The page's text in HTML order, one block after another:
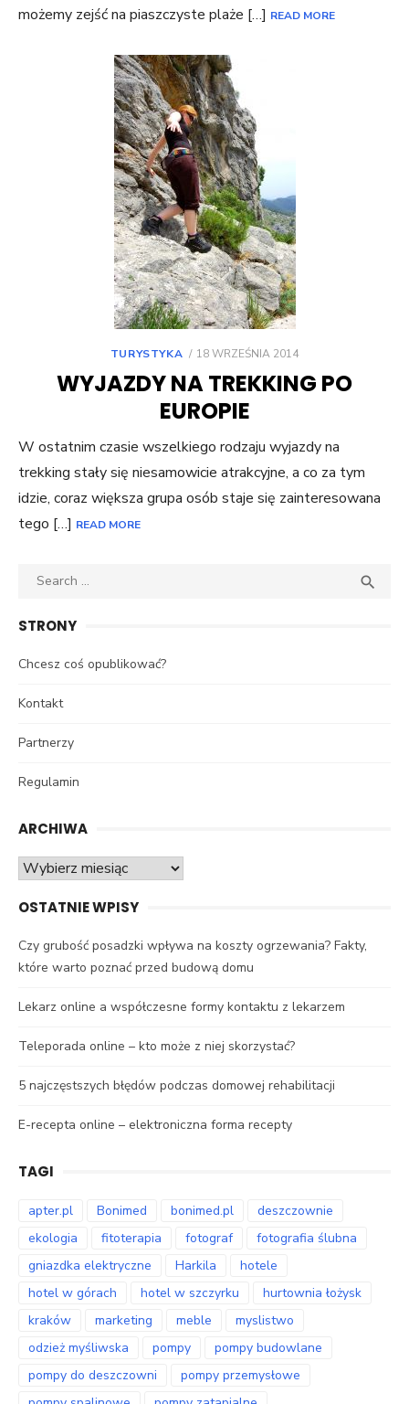
możemy zejść na piaszczyste plaże […] READ MORE
TURYSTYKA
POSTED
18 WRZEŚNIA 2014
WYJAZDY NA TREKKING PO
EUROPIE
W ostatnim czasie wszelkiego rodzaju wyjazdy na
trekking stały się niesamowicie atrakcyjne, a co za tym
idzie, coraz większa grupa osób staje się zainteresowana
tego […] READ MORE
Search

STRONY
Chcesz coś opublikować?
Kontakt
Partnerzy
Regulamin
ARCHIWA
Archiwa
OSTATNIE WPISY
Czy grubość posadzki wpływa na koszty ogrzewania? Fakty,
które warto poznać przed budową domu
Lekarz online a współczesne formy kontaktu z lekarzem
Teleporada online – kto może z niej skorzystać?
5 najczęstszych błędów podczas domowej rehabilitacji
E-recepta online – elektroniczna forma recepty
TAGI
apter.pl Bonimed bonimed.pl
deszczownie
ekologia
fitoterapia fotograf
fotografia ślubna
gniazdka elektryczne
Harkila
hotele
hotel w górach
hotel w szczyrku
hurtownia łożysk
kraków
marketing meble
myslistwo
odzież myśliwska
pompy
pompy budowlane
pompy do deszczowni
pompy przemysłowe